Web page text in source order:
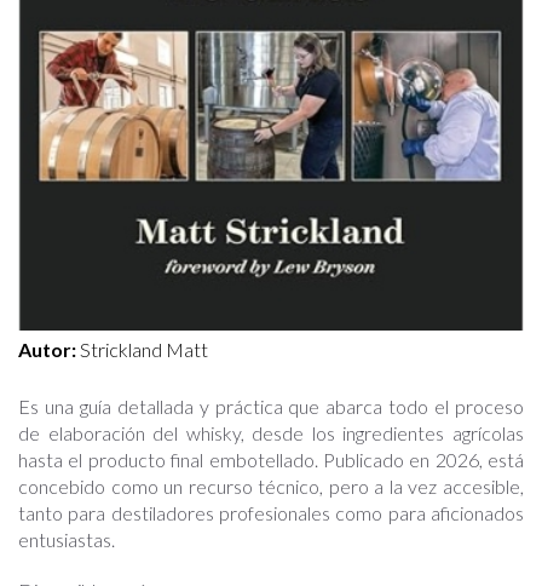
Autor:Strickland Matt
Es una guía detallada y práctica que abarca todo el proceso
de elaboración del whisky, desde los ingredientes agrícolas
hasta el producto final embotellado. Publicado en 2026, está
concebido como un recurso técnico, pero a la vez accesible,
tanto para destiladores profesionales como para aficionados
entusiastas.